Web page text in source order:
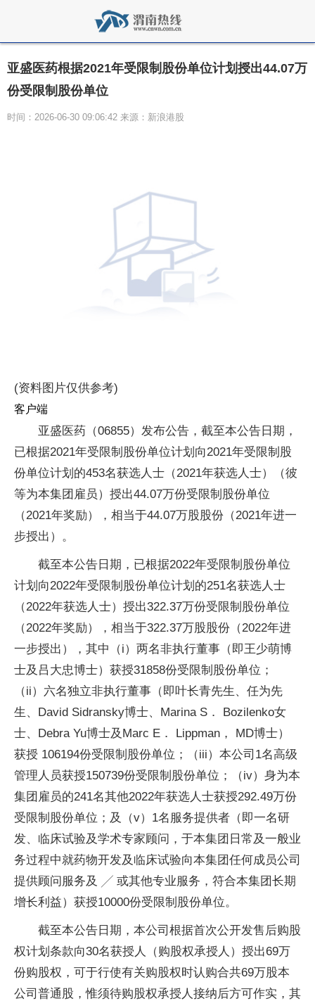
亚盛医药根据2021年受限制股份单位计划授出44.07万
份受限制股份单位
时间：2026-06-30 09:06:42 来源：新浪港股
(资料图片仅供参考)
客户端
亚盛医药（06855）发布公告，截至本公告日期，
已根据2021年受限制股份单位计划向2021年受限制股
份单位计划的453名获选人士（2021年获选人士）（彼
等为本集团雇员）授出44.07万份受限制股份单位
（2021年奖励），相当于44.07万股股份（2021年进一
步授出）。
截至本公告日期，已根据2022年受限制股份单位
计划向2022年受限制股份单位计划的251名获选人士
（2022年获选人士）授出322.37万份受限制股份单位
（2022年奖励），相当于322.37万股股份（2022年进
一步授出），其中（i）两名非执行董事（即王少萌博
士及吕大忠博士）获授31858份受限制股份单位；
（ii）六名独立非执行董事（即叶长青先生、任为先
生、David Sidransky博士、Marina S． Bozilenko女
士、Debra Yu博士及Marc E． Lippman， MD博士）
获授 106194份受限制股份单位；（iii）本公司1名高级
管理人员获授150739份受限制股份单位；（iv）身为本
集团雇员的241名其他2022年获选人士获授292.49万份
受限制股份单位；及（v）1名服务提供者（即一名研
发、临床试验及学术专家顾问，于本集团日常及一般业
务过程中就药物开发及临床试验向本集团任何成员公司
提供顾问服务及 ╱ 或其他专业服务，符合本集团长期
增长利益）获授10000份受限制股份单位。
截至本公告日期，本公司根据首次公开发售后购股
权计划条款向30名获授人（购股权承授人）授出69万
份购股权，可于行使有关购股权时认购合共69万股本
公司普通股，惟须待购股权承授人接纳后方可作实，其